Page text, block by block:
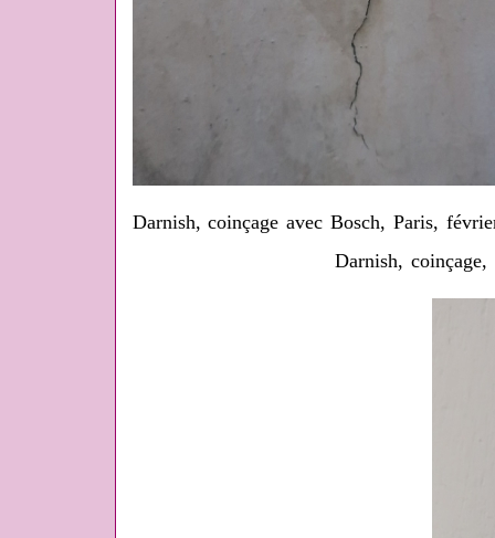
Darnish, coinçage avec Bosch, Paris,
Darnish,